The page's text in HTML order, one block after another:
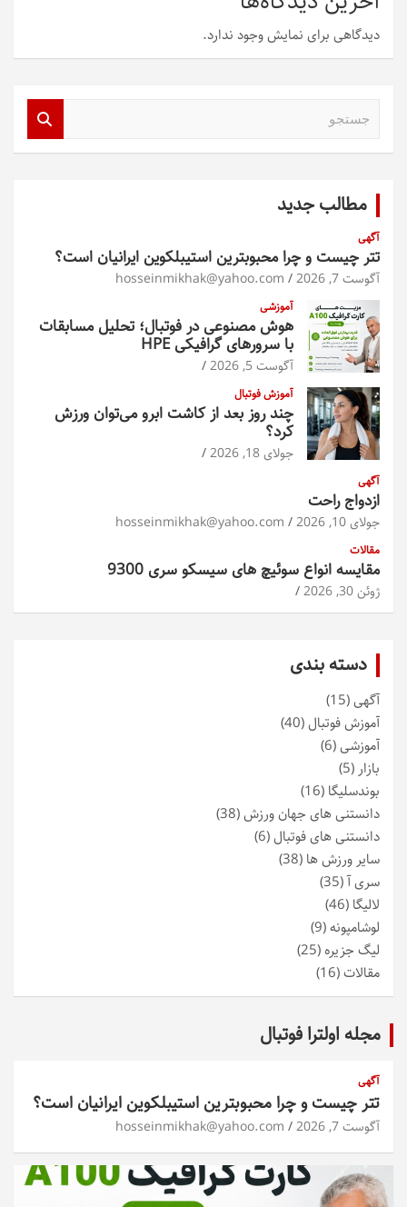
دیدگاهی برای نمایش وجود ندارد.
مطالب جدید
آگهی
تتر چیست و چرا محبوبترین استیبلکوین ایرانیان است؟
آگوست 7, 2026 hosseinmikhak@yahoo.com
آموزشی
هوش مصنوعی در فوتبال؛ تحلیل مسابقات
با سرورهای گرافیکی HPE
آگوست 5, 2026
آموزش فوتبال
چند روز بعد از کاشت ابرو می‌توان ورزش
کرد؟
جولای 18, 2026
آگهی
ازدواج راحت
جولای 10, 2026 hosseinmikhak@yahoo.com
مقالات
مقایسه انواع سوئیچ های سیسکو سری 9300
ژوئن 30, 2026
دسته بندی
آگهی(15)
آموزش فوتبال(40)
آموزشی(6)
بازار (5)
بوندسلیگا (16)
دانستنی های جهان ورزش(38)
دانستنی های فوتبال(6)
سایر ورزش ها (38)
سری آ(35)
لالیگا (46)
لوشامپونه(9)
لیگ جزیره(25)
مقالات(16)
مجله اولترا فوتبال
آگهی
تتر چیست و چرا محبوبترین استیبلکوین ایرانیان است؟
آگوست 7, 2026 hosseinmikhak@yahoo.com